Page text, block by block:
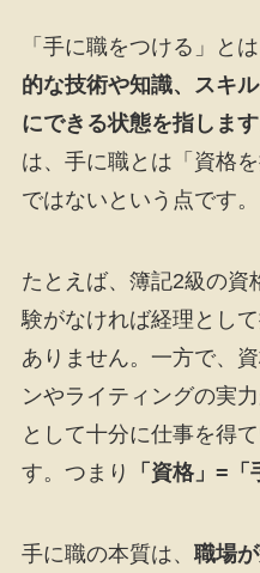
「手に職をつける」と
的な技術や知識、スキ
にできる状態を指します
は、手に職とは「資格
ではないという点です。
たとえば、簿記2級の資
験がなければ経理とし
ありません。一方で、
ンやライティングの実
として十分に仕事を得
す。つまり
「資格」=
手に職の本質は、 職場